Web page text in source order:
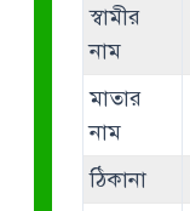
স্বামীর
নাম
মাতার
নাম
ঠিকানা